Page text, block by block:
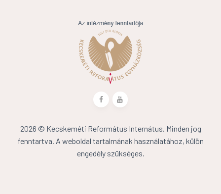
2026 © Kecskeméti Református Internátus. Minden jog
fenntartva. A weboldal tartalmának használatához, külön
engedély szükséges.